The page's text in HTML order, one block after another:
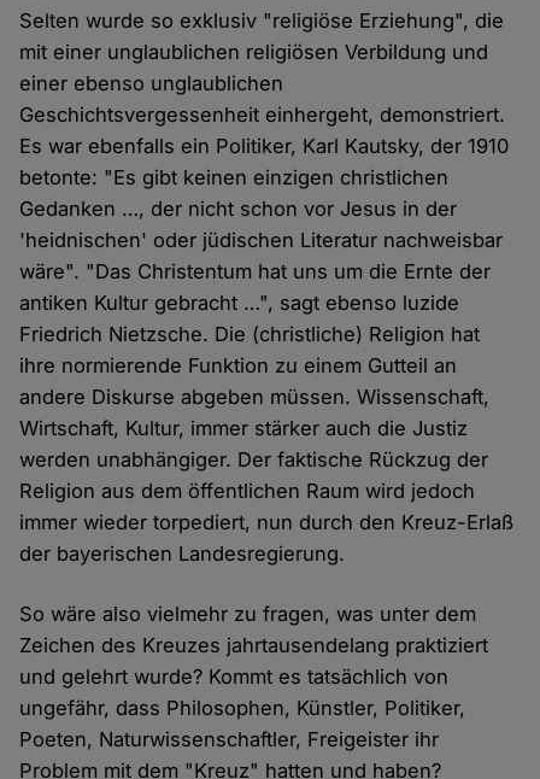
Selten wurde so exklusiv "religiöse Erziehung", die
mit einer unglaublichen religiösen Verbildung und
einer ebenso unglaublichen
Geschichtsvergessenheit einhergeht, demonstriert.
Es war ebenfalls ein Politiker, Karl Kautsky, der 1910
betonte: "Es gibt keinen einzigen christlichen
Gedanken …, der nicht schon vor Jesus in der
'heidnischen' oder jüdischen Literatur nachweisbar
wäre". "Das Christentum hat uns um die Ernte der
antiken Kultur gebracht …", sagt ebenso luzide
Friedrich Nietzsche. Die (christliche) Religion hat
ihre normierende Funktion zu einem Gutteil an
andere Diskurse abgeben müssen. Wissenschaft,
Wirtschaft, Kultur, immer stärker auch die Justiz
werden unabhängiger. Der faktische Rückzug der
Religion aus dem öffentlichen Raum wird jedoch
immer wieder torpediert, nun durch den Kreuz-Erlaß
der bayerischen Landesregierung.
So wäre also vielmehr zu fragen, was unter dem
Zeichen des Kreuzes jahrtausendelang praktiziert
und gelehrt wurde? Kommt es tatsächlich von
ungefähr, dass Philosophen, Künstler, Politiker,
Poeten, Naturwissenschaftler, Freigeister ihr
Problem mit dem "Kreuz" hatten und haben?